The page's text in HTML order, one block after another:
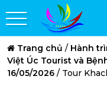
Trang chủ / Hành
Việt Úc Tourist và
16/05/2026 / Tour